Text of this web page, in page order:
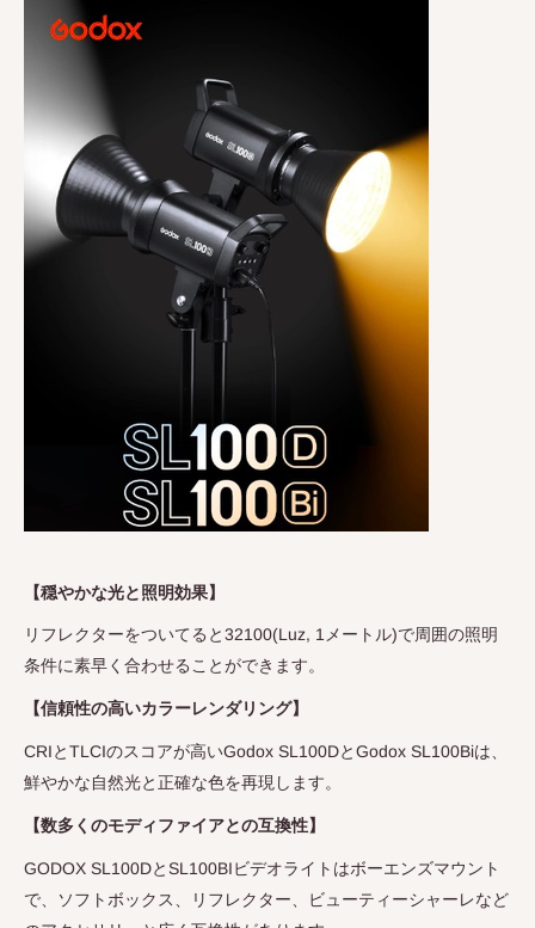
【穏やかな光と照明効果】
リフレクターをついてると32100(Luz, 1メートル)で周囲の照明
条件に素早く合わせることができます。
【信頼性の高いカラーレンダリング】
CRIとTLCIのスコアが高いGodox SL100DとGodox SL100Biは、
鮮やかな自然光と正確な色を再現します。
【数多くのモディファイアとの互換性】
GODOX SL100DとSL100BIビデオライトはボーエンズマウント
で、ソフトボックス、リフレクター、ビューティーシャーレなど